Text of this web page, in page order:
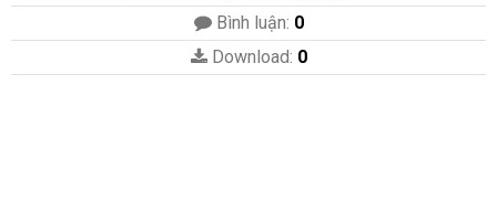
Bình luận: 0
Download: 0